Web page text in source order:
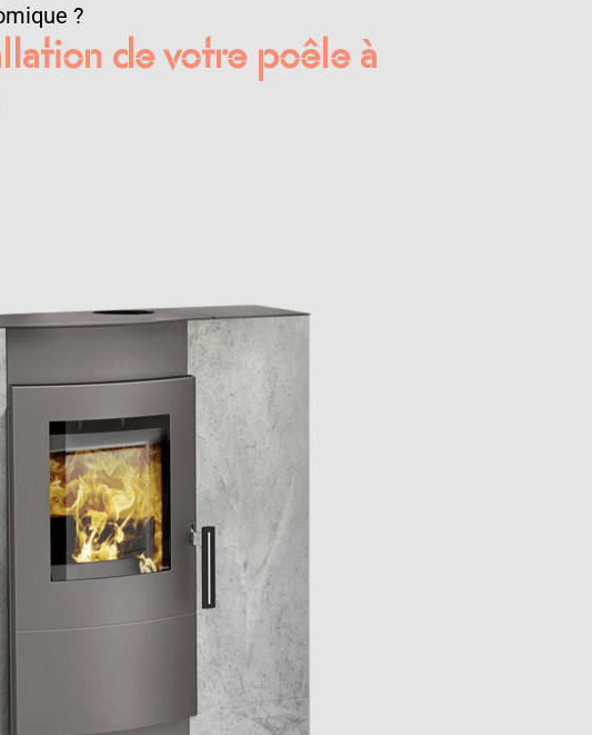
?
de votre poêle à